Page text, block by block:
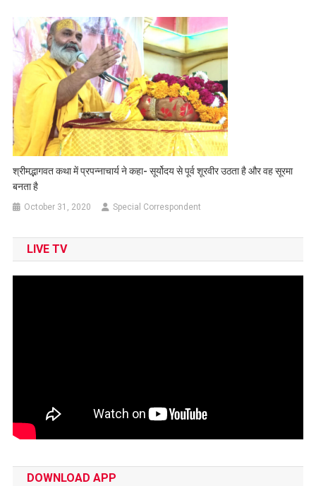
श्रीमद्भागवत कथा में प्रपन्नाचार्य ने कहा- सूर्योदय से पूर्व शूरवीर उठता है और वह सूरमा
बनता है
October 31, 2020 Special Correspondent
LIVE TV
DOWNLOAD APP